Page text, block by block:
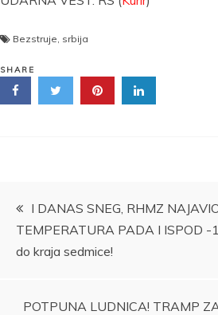
Bezstruje, srbija
SHARE
Kretanje
članka
I DANAS SNEG, RHMZ
TEMPERATURA PADA I ISPOD -
do kraja sedmice!
POTPUNA LUDNICA! TRAMP